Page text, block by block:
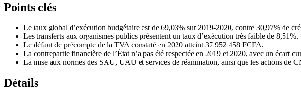
Points clés
Le taux global d’exécution budgétaire est de 69,03% sur 2019-2020, contre 30,97% de
Les transferts aux organismes publics présentent un taux d’exécution très faible de 8,51%.
Le défaut de précompte de la TVA constaté en 2020 atteint 37 952 458 FCFA.
La contrepartie financière de l’État n’a pas été respectée en 2019 et 2020, avec un écart
La mise aux normes des SAU, UAU et services de réanimation, ainsi que les actions de
Détails